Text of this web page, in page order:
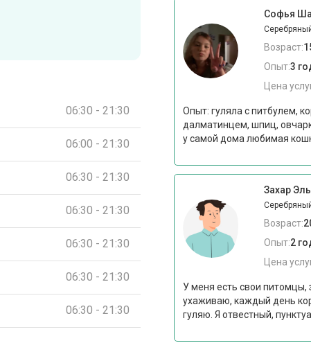
06:30 - 21:30
06:00 - 21:30
06:30 - 21:30
06:30 - 21:30
06:30 - 21:30
06:30 - 21:30
06:30 - 21:30
Софья
Возраст:
Опыт:3
Цена
Опыт: гуляла с питбулем,
далматинцем, шпиц,
у самой дома любимая
Захар
Возраст:
Опыт:2
Цена
У меня есть свои питомцы,
ухаживаю, каждый день
гуляю. Я отвестный,